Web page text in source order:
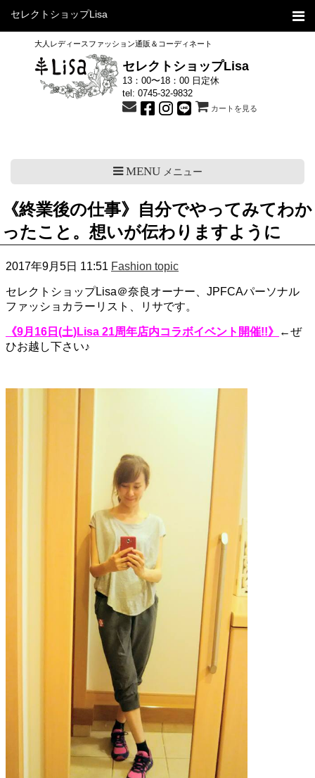
セレクトショップLisa
大人レディースファッション通販＆コーディネート
セレクトショップLisa
13：00〜18：00 日定休
tel: 0745-32-9832
カートを見る
MENUメニュー
《終業後の仕事》自分でやってみてわか
ったこと。想いが伝わりますように
2017年9月5日 11:51 Fashion topic
セレクトショップLisa＠奈良オーナー、JPFCAパーソナル
ファッショカラーリスト、リサです。
《9月16日(土)Lisa 21周年店内コラボイベント開催!!》
←ぜ
ひお越し下さい♪